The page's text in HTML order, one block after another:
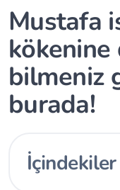
Mustafa
bilmeniz
burada!
İçindekiler